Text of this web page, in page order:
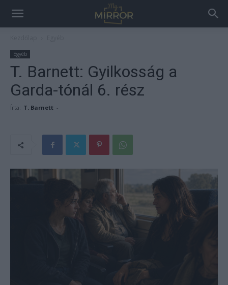
Egyéb
T. Barnett: Gyilkosság a
Garda-tónál 6. rész
Írta: T. Barnett -